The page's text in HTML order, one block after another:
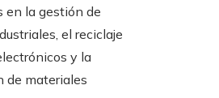
en la gestión de
el reciclaje
y la
de materiales